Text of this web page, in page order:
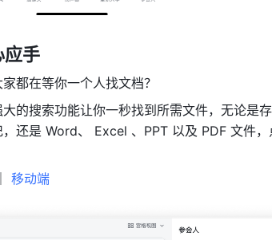
应手
都在等你一个人找文档？
的搜索功能让你一秒找到所需文件，无论是
还是 Word、 Excel 、PPT 以及 PDF 文件
移动端